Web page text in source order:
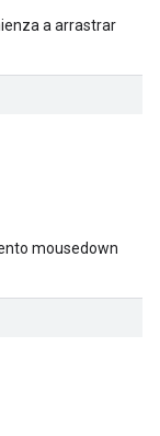
a arrastrar
mousedown